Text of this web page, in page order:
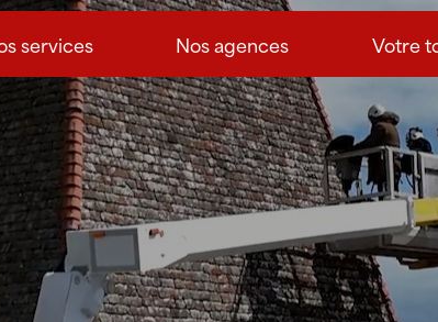
services Nos agences Votre